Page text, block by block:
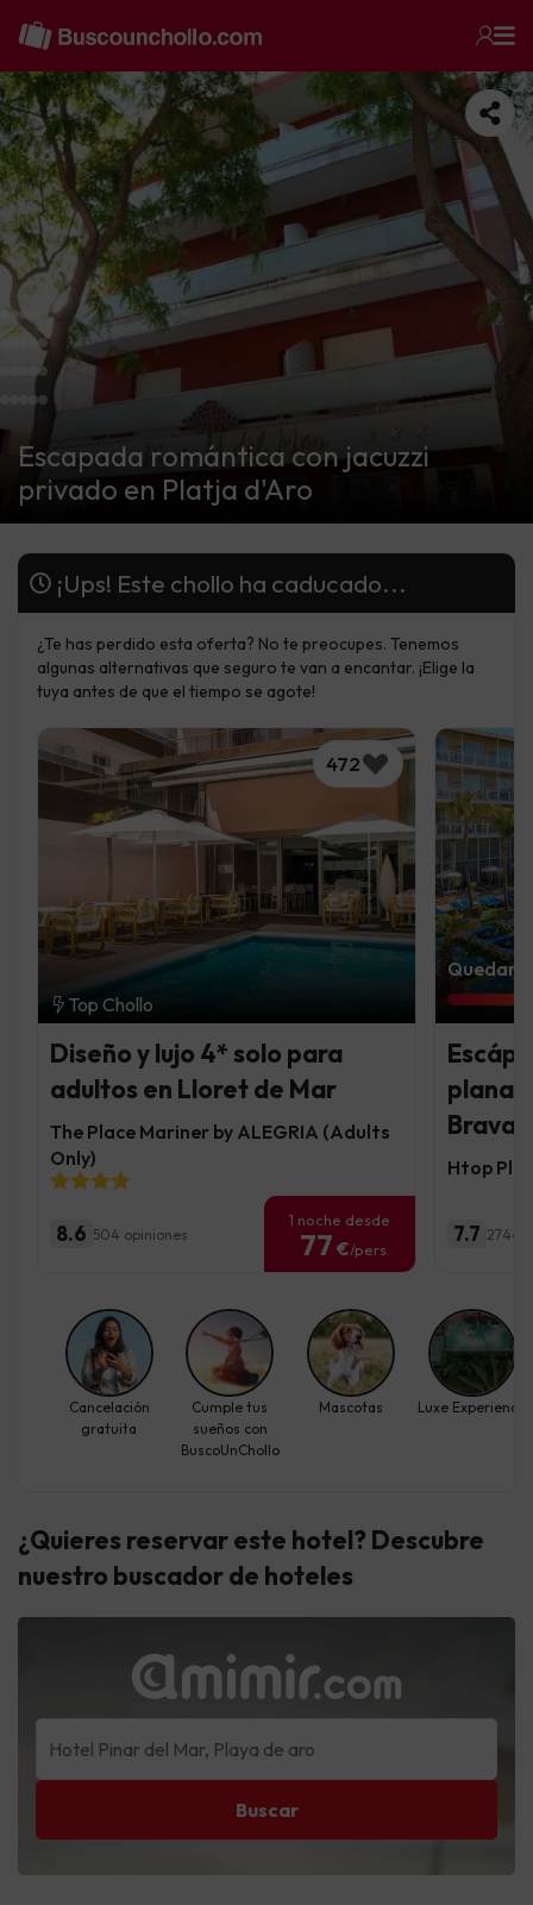
Escapada romántica con jacuzzi
privado en Platja d'Aro
¡Ups! Este chollo ha caducado...
¿Te has perdido esta oferta? No te preocupes. Tenemos
algunas alternativas que seguro te van a encantar. ¡Elige la
tuya antes de que el tiempo se agote!
472
Top Chollo
Diseño y lujo 4* solo para
adultos en Lloret de Mar
The Place Mariner by ALEGRIA (Adults
Only)
8.6 504 opiniones
1 noche desde
77 €/pers.
Quedan
Brava
Htop
7.7 2744
Cancelación
gratuita
Cumple tus
sueños con
BuscoUnChollo
Mascotas Luxe Experience
¿Quieres reservar este hotel? Descubre
nuestro buscador de hoteles
Buscar